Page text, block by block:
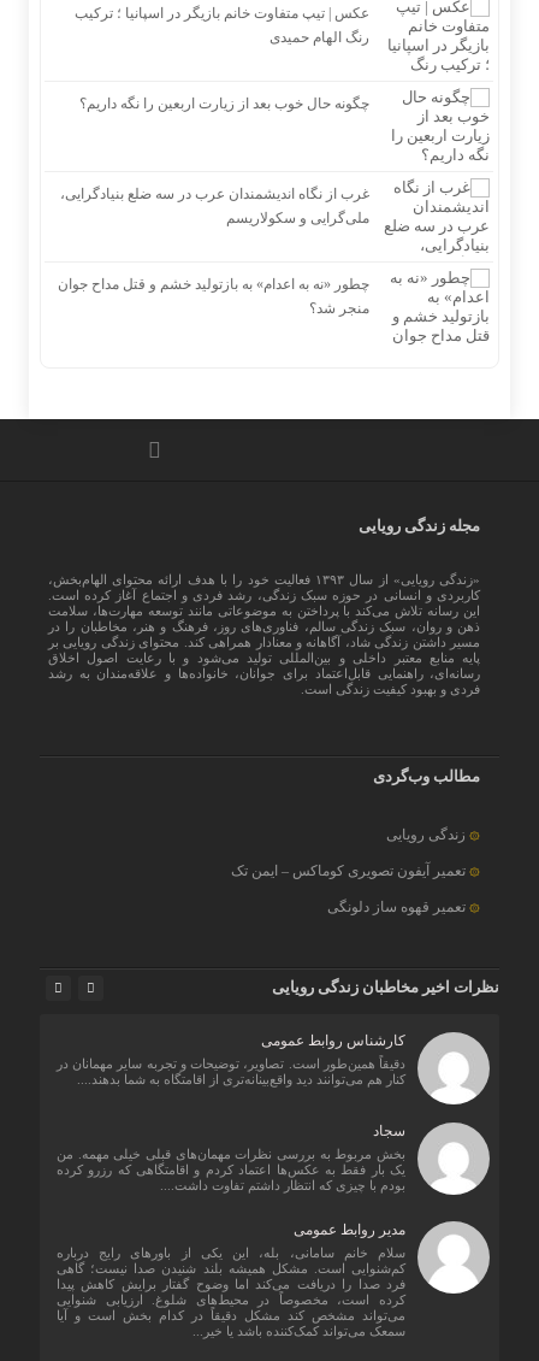
عکس | تیپ متفاوت خانم بازیگر در اسپانیا ؛ ترکیب
رنگ الهام حمیدی
چگونه حال خوب بعد از زیارت اربعین را نگه داریم؟
غرب از نگاه اندیشمندان عرب در سه ضلع بنیادگرایی،
ملی‌گرایی و سکولاریسم
چطور «نه به اعدام» به بازتولید خشم و قتل مداح جوان
منجر شد؟
مجله زندگی رویایی
«زندگی رویایی» از سال ۱۳۹۳ فعالیت خود را با هدف ارائه محتوای الهام‌بخش،
کاربردی و انسانی در حوزه سبک زندگی، رشد فردی و اجتماع آغاز کرده است.
این رسانه تلاش می‌کند با پرداختن به موضوعاتی مانند توسعه مهارت‌ها، سلامت
ذهن و روان، سبک زندگی سالم، فناوری‌های روز، فرهنگ و هنر، مخاطبان را در
مسیر داشتن زندگی شاد، آگاهانه و معنادار همراهی کند. محتوای زندگی رویایی بر
پایه منابع معتبر داخلی و بین‌المللی تولید می‌شود و با رعایت اصول اخلاق
رسانه‌ای، راهنمایی قابل‌اعتماد برای جوانان، خانواده‌ها و علاقه‌مندان به رشد
فردی و بهبود کیفیت زندگی است.
مطالب وب‌گردی
زندگی رویایی
تعمیر آیفون تصویری کوماکس – ایمن تک
تعمیر قهوه ساز دلونگی
نظرات اخیر مخاطبان زندگی رویایی
کارشناس روابط عمومی
دقیقاً همین‌طور است. تصاویر، توضیحات و تجربه سایر مهمانان در
کنار هم می‌توانند دید واقع‌بینانه‌تری از اقامتگاه به شما بدهند....
سجاد
بخش مربوط به بررسی نظرات مهمان‌های قبلی خیلی مهمه. من
یک بار فقط به عکس‌ها اعتماد کردم و اقامتگاهی که رزرو کرده
بودم با چیزی که انتظار داشتم تفاوت داشت....
مدیر روابط عمومی
سلام خانم سامانی، بله، این یکی از باورهای رایج درباره
کم‌شنوایی است. مشکل همیشه بلند شنیدن صدا نیست؛ گاهی
فرد صدا را دریافت می‌کند اما وضوح گفتار برایش کاهش پیدا
کرده است، مخصوصاً در محیط‌های شلوغ. ارزیابی شنوایی
می‌تواند مشخص کند مشکل دقیقاً در کدام بخش است و آیا
سمعک می‌تواند کمک‌کننده باشد یا خیر...